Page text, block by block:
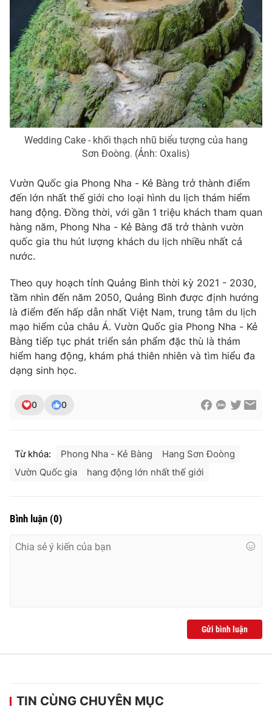
Ðiện thoại Thời báo VTV:
024.66 897 897
Email:toasoan@vtv.vn
Liên hệ quảng cáo:024-7300.7108
® Cấm sao chép dưới mọi hình thức nếu không có sự chấp
thuận bằng văn bản. Ghi rõ nguồn VTV.vn khi phát hành lại
thông tin từ website này.
Wedding Cake - khối thạch nhũ biểu tượng của hang
Sơn Đoòng. (Ảnh: Oxalis)
Vườn Quốc gia Phong Nha - Kẻ Bàng trở thành điểm
đến lớn nhất thế giới cho loại hình du lịch thám hiểm
hang động. Đồng thời, với gần 1 triệu khách tham quan
hàng năm, Phong Nha - Kẻ Bàng đã trở thành vườn
quốc gia thu hút lượng khách du lịch nhiều nhất cả
nước.
Theo quy hoạch tỉnh Quảng Bình thời kỳ 2021 - 2030,
tầm nhìn đến năm 2050, Quảng Bình được định hướng
là điểm đến hấp dẫn nhất Việt Nam, trung tâm du lịch
mạo hiểm của châu Á. Vườn Quốc gia Phong Nha - Kẻ
Bàng tiếp tục phát triển sản phẩm đặc thù là thám
hiểm hang động, khám phá thiên nhiên và tìm hiểu đa
dạng sinh học.
0 0
Từ khóa: Phong Nha - Kẻ Bàng
Hang Sơn Đoòng
Vườn Quốc gia
hang động lớn nhất thế giới
Bình luận (0)
Gửi bình luận
TIN CÙNG CHUYÊN MỤC